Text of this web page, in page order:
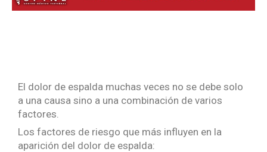
El dolor de espalda muchas veces no se debe solo
a una causa sino a una combinación de varios
factores.
Los factores de riesgo que más influyen en la
aparición del dolor de espalda: